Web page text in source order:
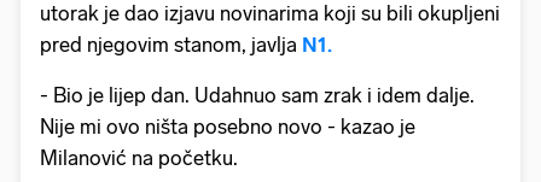
utorak je dao izjavu novinarima koji su bili okupljeni
pred njegovim stanom, javlja N1.
- Bio je lijep dan. Udahnuo sam zrak i idem dalje.
Nije mi ovo ništa posebno novo - kazao je
Milanović na početku.